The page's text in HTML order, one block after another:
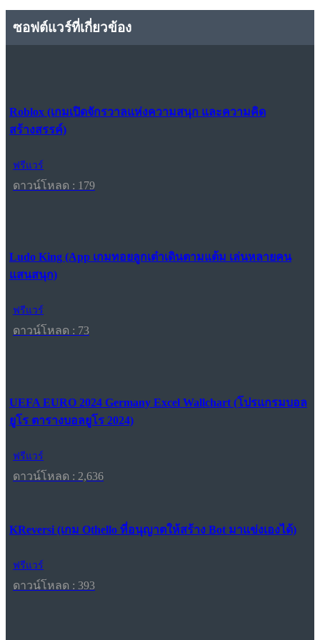
ซอฟต์แวร์ที่เกี่ยวข้อง
Roblox (เกมเปิดจักรวาลแห่งความสนุก และความคิด
สร้างสรรค์)
ฟรีแวร์
ดาวน์โหลด : 179
Ludo King (App เกมทอยลูกเต๋าเดินตามแต้ม เล่นหลายคน
แสนสนุก)
ฟรีแวร์
ดาวน์โหลด : 73
UEFA EURO 2024 Germany Excel Wallchart (โปรแกรมบอล
ยูโร ตารางบอลยูโร 2024)
ฟรีแวร์
ดาวน์โหลด : 2,636
KReversi (เกม Othello ที่อนุญาตให้สร้าง Bot มาแข่งเองได้)
ฟรีแวร์
ดาวน์โหลด : 393